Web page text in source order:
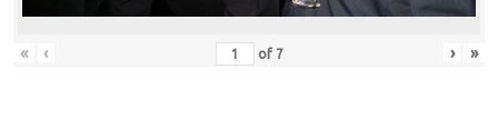
« ‹ of 7 › »